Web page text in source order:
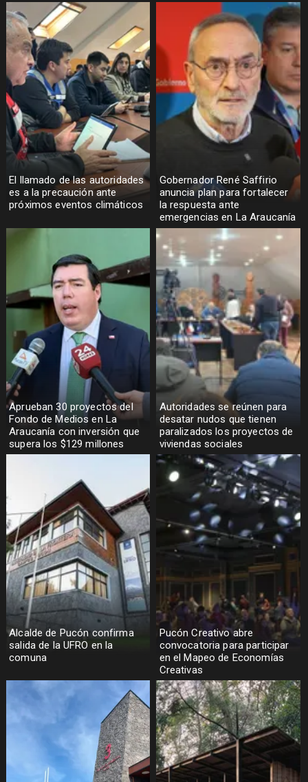
El llamado de las autoridades
es a la precaución ante
próximos eventos climáticos
Gobernador René Saffirio
anuncia plan para fortalecer
la respuesta ante
emergencias en La Araucanía
Aprueban 30 proyectos del
Fondo de Medios en La
Araucanía con inversión que
supera los $129 millones
Autoridades se reúnen para
desatar nudos que tienen
paralizados los proyectos de
viviendas sociales
Alcalde de Pucón confirma
salida de la UFRO en la
comuna
Pucón Creativo abre
convocatoria para participar
en el Mapeo de Economías
Creativas